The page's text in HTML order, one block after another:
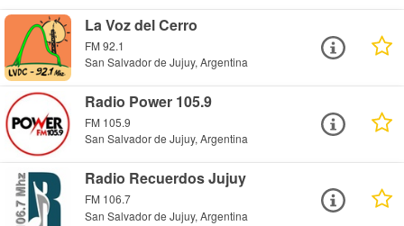
La Voz del Cerro
FM 92.1
San Salvador de Jujuy, Argentina
Radio Power 105.9
FM 105.9
San Salvador de Jujuy, Argentina
Radio Recuerdos Jujuy
FM 106.7
San Salvador de Jujuy, Argentina